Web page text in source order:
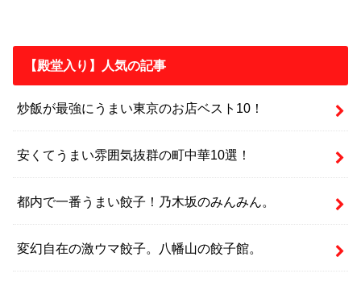
【殿堂入り】人気の記事
炒飯が最強にうまい東京のお店ベスト10！
安くてうまい雰囲気抜群の町中華10選！
都内で一番うまい餃子！乃木坂のみんみん。
変幻自在の激ウマ餃子。八幡山の餃子館。